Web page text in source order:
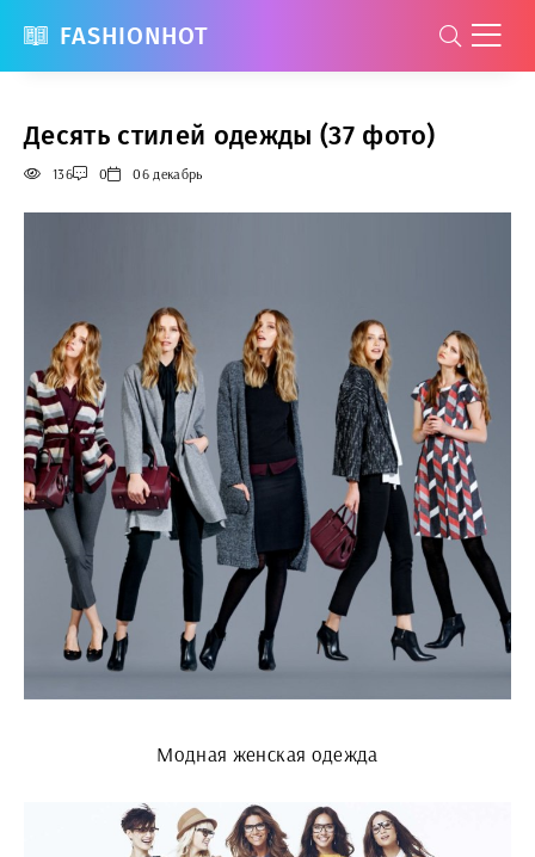
FASHIONHOT
Десять стилей одежды (37 фото)
136 0 06 декабрь
Модная женская одежда